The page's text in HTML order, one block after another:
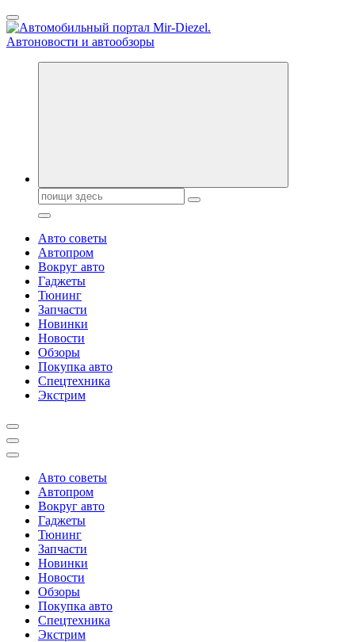
Перейти
к
содержанию
Справочник автомобилиста. Обзор новинок популярных
Поиск:
Авто советы
Автопром
Вокруг авто
Гаджеты
Тюнинг
Запчасти
Новинки
Новости
Обзоры
Покупка авто
Спецтехника
Экстрим
Авто советы
Автопром
Вокруг авто
Гаджеты
Тюнинг
Запчасти
Новинки
Новости
Обзоры
Покупка авто
Спецтехника
Экстрим